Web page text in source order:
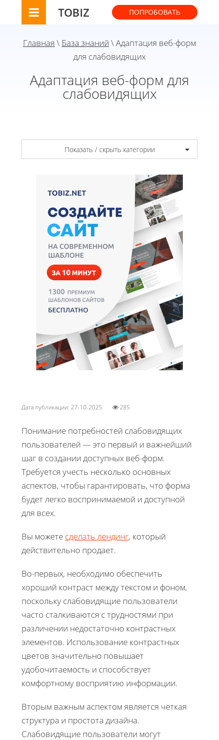
TOBIZ ПОПРОБОВАТЬ
Главная \ База знаний \ Адаптация веб-форм
для слабовидящих
Адаптация веб-форм для
слабовидящих
Показать / скрыть категории
Дата публикации: 27-10-2025 285
Понимание потребностей слабовидящих
пользователей — это первый и важнейший
шаг в создании доступных веб-форм.
Требуется учесть несколько основных
аспектов, чтобы гарантировать, что форма
будет легко воспринимаемой и доступной
для всех.
Вы можете сделать лендинг, который
действительно продает.
Во-первых, необходимо обеспечить
хороший контраст между текстом и фоном,
поскольку слабовидящие пользователи
часто сталкиваются с трудностями при
различении недостаточно контрастных
элементов. Использование контрастных
цветов значительно повышает
удобочитаемость и способствует
комфортному восприятию информации.
Вторым важным аспектом является четкая
структура и простота дизайна.
Слабовидящие пользователи могут